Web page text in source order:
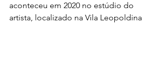
aconteceu em 2020 no estúdio do
artista, localizado na Vila Leopoldina